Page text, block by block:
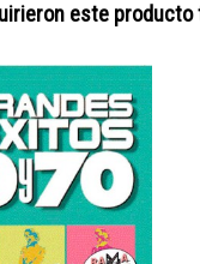
este producto